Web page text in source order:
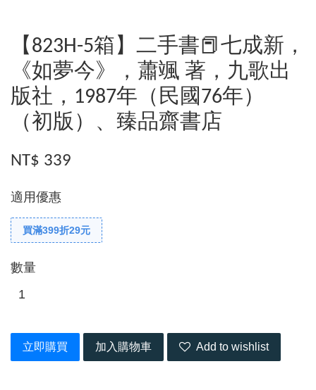
【823H-5箱】二手書📕七成新，
《如夢今》，蕭颯 著，九歌出
版社，1987年（民國76年）
（初版）、臻品齋書店
NT$ 339
適用優惠
買滿399折29元
數量
立即購買 加入購物車 Add to wishlist